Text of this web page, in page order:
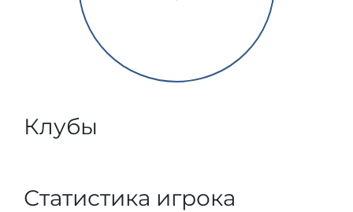
Клубы
Статистика игрока